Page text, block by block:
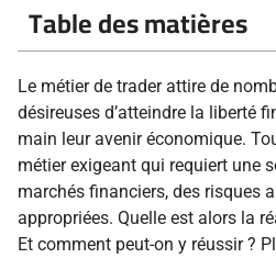
Table des matières
Le métier de trader attire de
désireuses d’atteindre la liberté
main leur avenir économique.
métier exigeant qui requiert une
marchés financiers, des risques
appropriées. Quelle est alors la
Et comment peut-on y réussir ?